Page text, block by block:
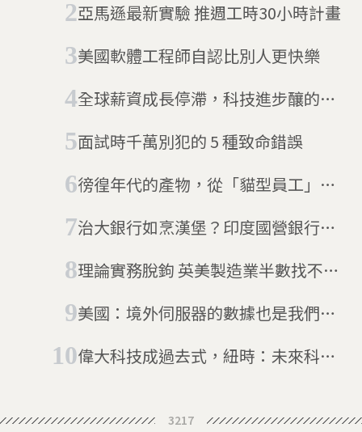
亞馬遜最新實驗 推週工時30小時計畫
美國軟體工程師自認比別人更快樂
全球薪資成長停滯，科技進步釀的
面試時千萬別犯的 5 種致命錯誤
徬徨年代的產物，從「貓型員工」到
治大銀行如烹漢堡？印度國營銀行總
理論實務脫鉤 英美製造業半數找不到
美國：境外伺服器的數據也是我們
偉大科技成過去式，紐時：未來科技
3217